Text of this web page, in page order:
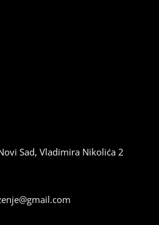
Sad, Vladimira Nikolića 2